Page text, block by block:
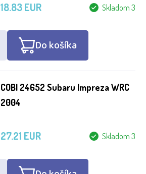
Skladom 3
18.83 EUR
Do košíka
COBI 24652 Subaru Impreza WRC
2004
Skladom 3
27.21 EUR